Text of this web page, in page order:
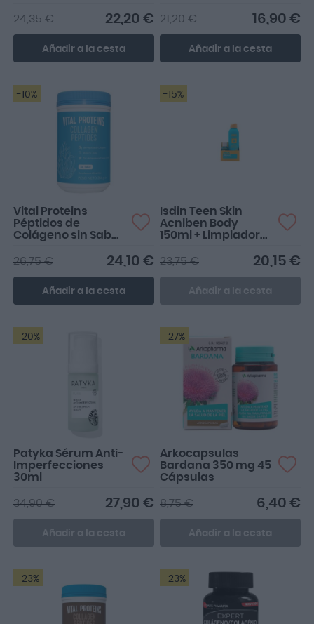
22,20 €
24,35 €
Añadir a la cesta
16,90 €
21,20 €
Añadir a la cesta
-10%
Vital Proteins
Péptidos de
Colágeno sin Sabor
24,10 €
26,75 €
Añadir a la cesta
-15%
Isdin Teen Skin
Acniben Body
150ml + Limpiador
20,15 €
23,75 €
Añadir a la cesta
-20%
Patyka Sérum Anti-
Imperfecciones
30ml
27,90 €
34,90 €
Añadir a la cesta
-27%
Arkocapsulas
Bardana 350 mg 45
Cápsulas
6,40 €
8,75 €
Añadir a la cesta
-23% -23%